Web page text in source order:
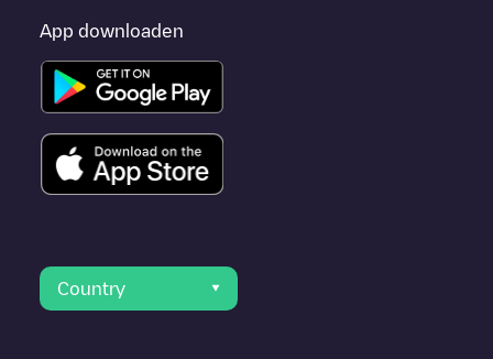
App downloaden
Country